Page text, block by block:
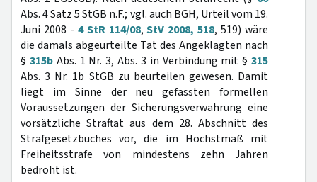
Abs. 4 Satz 5 StGB n.F.; vgl. auch BGH, Urteil vom 19.
Juni 2008 - 4 StR 114/08,StV 2008, 518, 519) wäre
die damals abgeurteilte Tat des Angeklagten nach
§ 315bAbs. 1 Nr. 3, Abs. 3 in Verbindung mit §315
Abs. 3 Nr. 1b StGB zu beurteilen gewesen. Damit
liegt im Sinne der neu gefassten formellen
Voraussetzungen der Sicherungsverwahrung eine
vorsätzliche Straftat aus dem 28. Abschnitt des
Strafgesetzbuches vor, die im Höchstmaß mit
Freiheitsstrafe von mindestens zehn Jahren
bedroht ist.